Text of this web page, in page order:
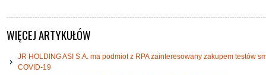
WIĘCEJ ARTYKUŁÓW
JR HOLDING ASI S.A. ma podmiot z RPA zainteresowany zakupem testów
COVID-19